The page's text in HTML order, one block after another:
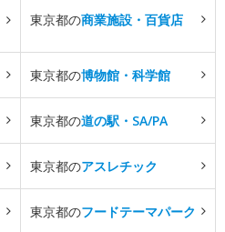
東京都の商業施設・百貨店
東京都の博物館・科学館
東京都の道の駅・SA/PA
東京都のアスレチック
東京都のフードテーマパーク